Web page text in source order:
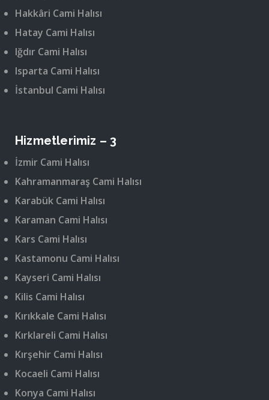
Hakkâri Cami Halısı
Hatay Cami Halısı
Iğdır Cami Halısı
Isparta Cami Halısı
İstanbul Cami Halısı
Hizmetlerimiz – 3
İzmir Cami Halısı
Kahramanmaraş Cami Halısı
Karabük Cami Halısı
Karaman Cami Halısı
Kars Cami Halısı
Kastamonu Cami Halısı
Kayseri Cami Halısı
Kilis Cami Halısı
Kırıkkale Cami Halısı
Kırklareli Cami Halısı
Kırşehir Cami Halısı
Kocaeli Cami Halısı
Konya Cami Halısı